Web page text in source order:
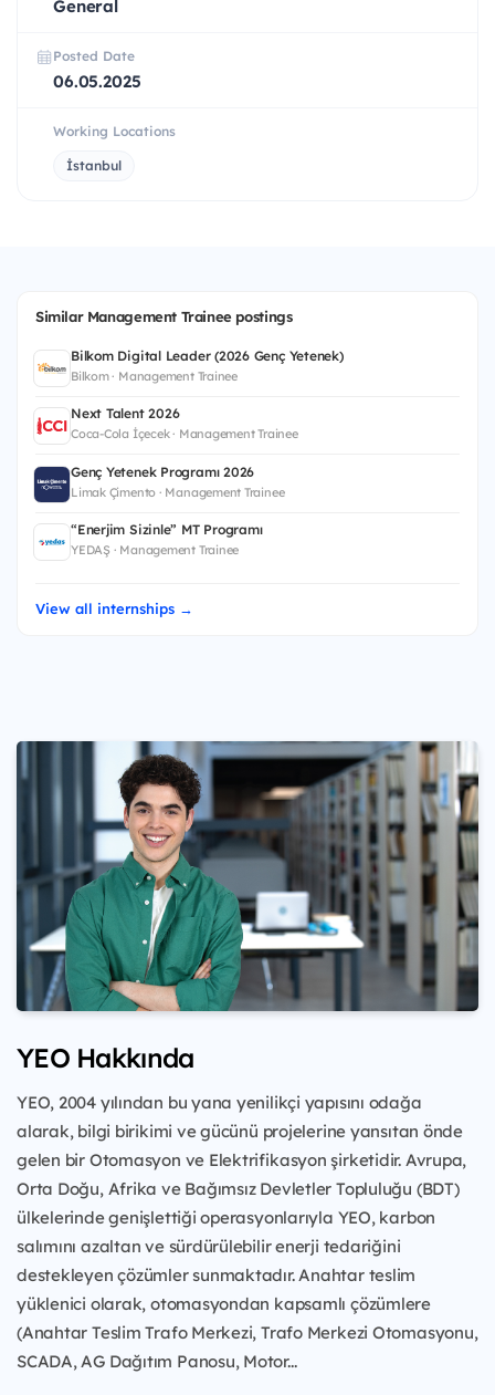
General
Posted Date
06.05.2025
Working Locations
İstanbul
Similar Management Trainee postings
Bilkom Digital Leader (2026 Genç Yetenek)
Bilkom · Management Trainee
Next Talent 2026
Coca-Cola İçecek · Management Trainee
Genç Yetenek Programı 2026
Limak Çimento · Management Trainee
“Enerjim Sizinle” MT Programı
YEDAŞ · Management Trainee
View all internships →
YEO Hakkında
YEO, 2004 yılından bu yana yenilikçi yapısını odağa
alarak, bilgi birikimi ve gücünü projelerine yansıtan önde
gelen bir Otomasyon ve Elektrifikasyon şirketidir. Avrupa,
Orta Doğu, Afrika ve Bağımsız Devletler Topluluğu (BDT)
ülkelerinde genişlettiği operasyonlarıyla YEO, karbon
salımını azaltan ve sürdürülebilir enerji tedariğini
destekleyen çözümler sunmaktadır. Anahtar teslim
yüklenici olarak, otomasyondan kapsamlı çözümlere
(Anahtar Teslim Trafo Merkezi, Trafo Merkezi Otomasyonu,
SCADA, AG Dağıtım Panosu, Motor...